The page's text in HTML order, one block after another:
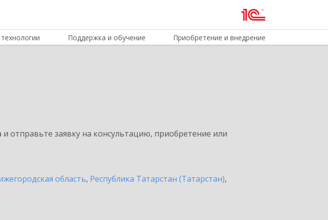
Поддержка и обучение Приобретение и внедрение
заявку на консультацию, приобретение или
область, Республика Татарстан (Татарстан),